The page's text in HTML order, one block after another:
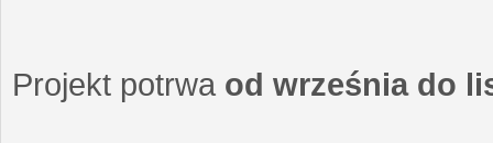
Projekt potrwa od września do